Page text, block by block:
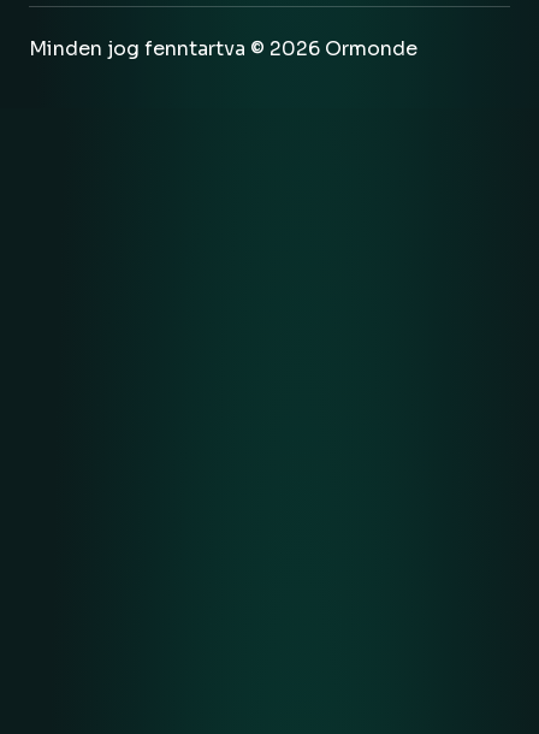
Minden jog fenntartva © 2026 Ormonde